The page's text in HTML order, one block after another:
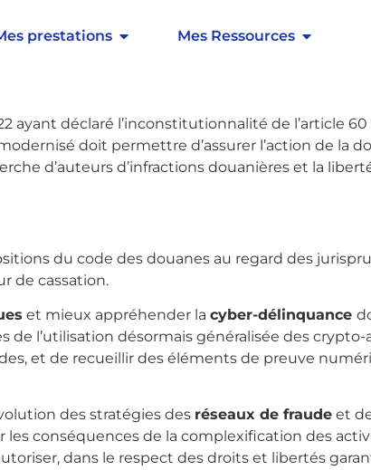
prestations Mes Ressources
s2If] [s2If
ayant déclaré l’inconstitutionnalité de l’article
doit permettre d’assurer l’action de la
d’auteurs d’infractions douanières et la
du code des douanes au regard des
de cassation.
et mieux appréhender la cyber-délinquance
l’utilisation désormais généralisée des crypto-
et de recueillir des éléments de preuve
des stratégies des réseaux de fraude et
conséquences de la complexification des
dans le respect des droits et libertés